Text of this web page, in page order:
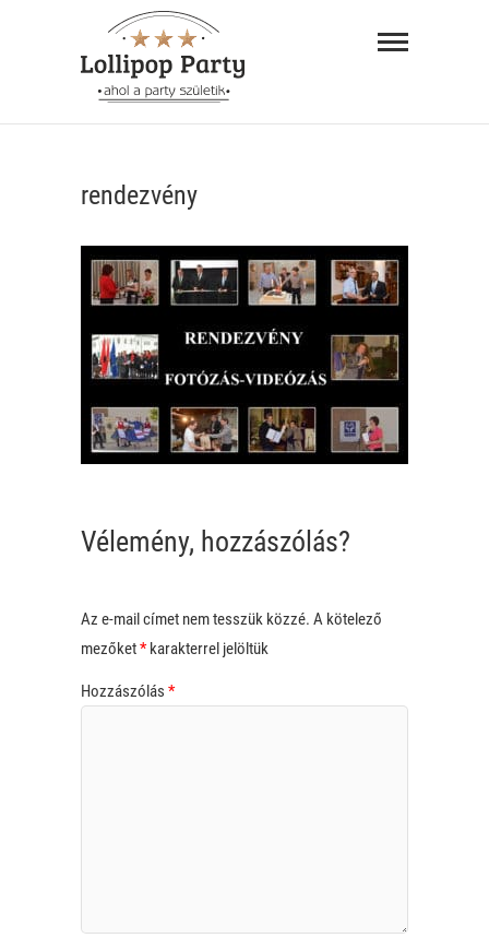
ahol a
"AHOL A PARTY SZÜLETIK"
rendezvény
Vélemény, hozzászólás?
Az e-mail címet nem tesszük közzé. A kötelező
mezőket*karakterrel jelöltük
Hozzászólás *